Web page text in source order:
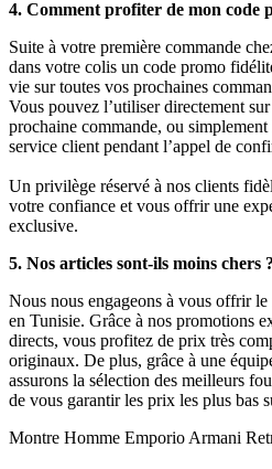
4. Comment profiter de mon code
Suite à votre première commande
dans votre colis un code promo
vie sur toutes vos prochaines
Vous pouvez l’utiliser directement
prochaine commande, ou
service client pendant l’appel de
Un privilège réservé à nos clients
votre confiance et vous offrir une
exclusive.
5. Nos articles sont-ils moins chers ?
Nous nous engageons à vous offrir
en Tunisie. Grâce à nos promotions
directs, vous profitez de prix très
originaux. De plus, grâce à une
assurons la sélection des meilleurs
de vous garantir les prix les plus bas
Montre Homme Emporio Armani